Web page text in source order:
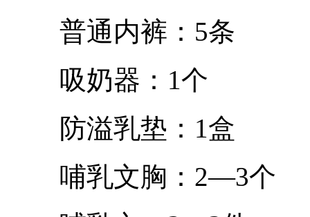
普通内裤：5条
吸奶器：1个
防溢乳垫：1盒
哺乳文胸：2—3个